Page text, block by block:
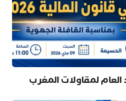
لمقاولات المغرب